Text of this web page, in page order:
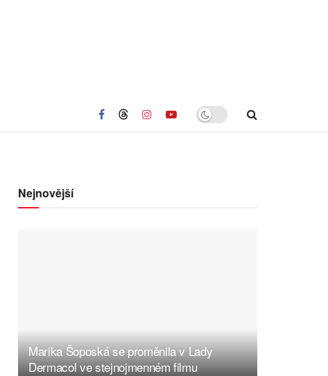
Nejnovější
Marika Šoposká se proměnila v Lady
Dermacol ve stejnojmenném filmu